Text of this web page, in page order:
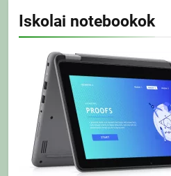
Iskolai notebookok